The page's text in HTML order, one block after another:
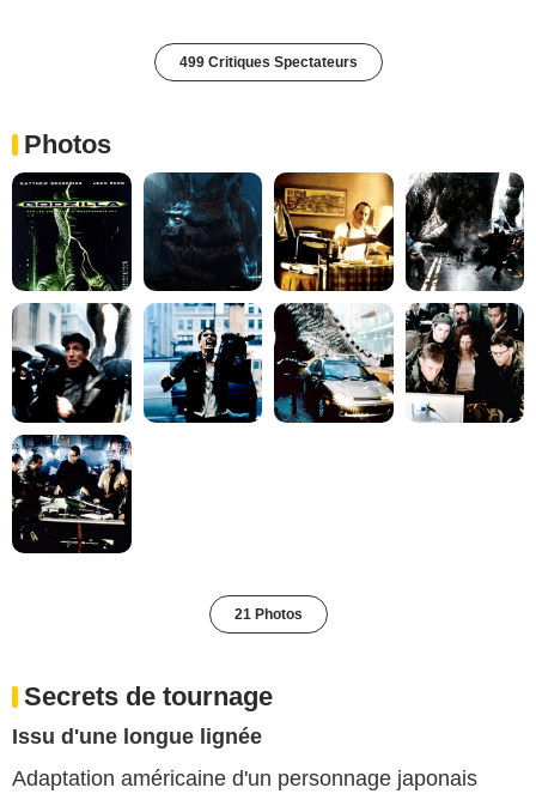
499 Critiques Spectateurs
Photos
21 Photos
Secrets de tournage
Issu d'une longue lignée
Adaptation américaine d'un personnage japonais